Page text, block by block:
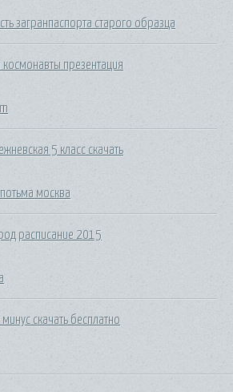
загранпаспорта старого образца
космонавты презентация
5 класс скачать
москва
расписание 2015
скачать бесплатно